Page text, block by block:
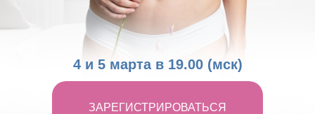
4 и 5 марта в 19.00 (мск)
ЗАРЕГИСТРИРОВАТЬСЯ